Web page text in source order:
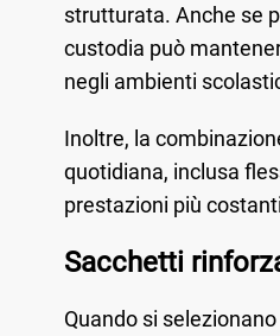
strutturata. Anche se
custodia può
negli ambienti
Inoltre, la
quotidiana, inclusa
prestazioni più
Sacchetti
Quando si